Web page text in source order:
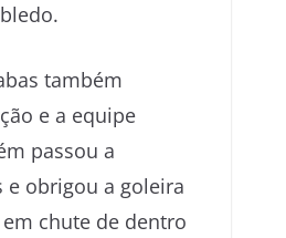
também
e a equipe
passou a
e obrigou a goleira
chute de dentro